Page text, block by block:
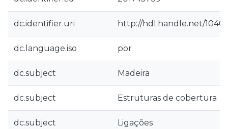
dc.identifier.uri http://hdl.handle.net/
dc.language.iso por
dc.subject Madeira
dc.subject Estruturas de cobertura
dc.subject Ligações